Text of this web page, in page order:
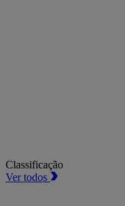
Classificação
Ver todos